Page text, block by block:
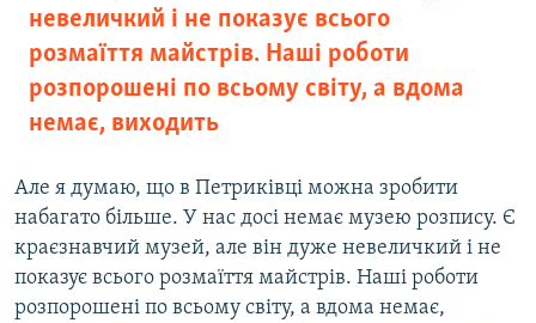
невеличкий і не показує всього
розмаїття майстрів. Наші роботи
розпорошені по всьому світу, а вдома
немає, виходить
Але я думаю, що в Петриківці можна зробити
набагато більше. У нас досі немає музею розпису. Є
краєзнавчий музей, але він дуже невеличкий і не
показує всього розмаїття майстрів. Наші роботи
розпорошені по всьому світу, а вдома немає,